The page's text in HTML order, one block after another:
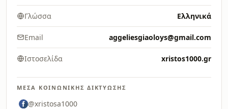
Γλώσσα Ελληνικά
Email aggeliesgiaoloys@gmail.com
Ιστοσελίδα xristos1000.gr
ΜΈΣΑ ΚΟΙΝΩΝΙΚΉΣ ΔΙΚΤΎΩΣΗΣ
@xristosa1000